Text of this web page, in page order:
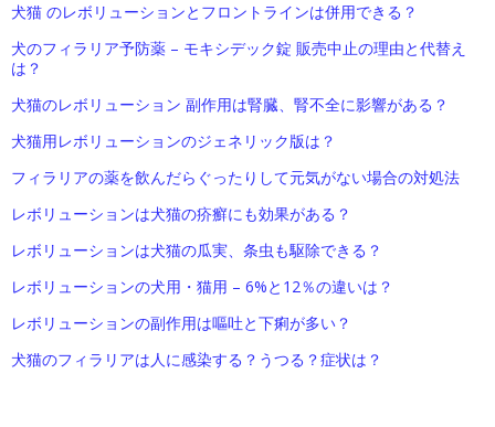
犬猫 のレボリューションとフロントラインは併用できる？
犬のフィラリア予防薬 – モキシデック錠 販売中止の理由と代替え
は？
犬猫のレボリューション 副作用は腎臓、腎不全に影響がある？
犬猫用レボリューションのジェネリック版は？
フィラリアの薬を飲んだらぐったりして元気がない場合の対処法
レボリューションは犬猫の疥癬にも効果がある？
レボリューションは犬猫の瓜実、条虫も駆除できる？
レボリューションの犬用・猫用 – 6%と12％の違いは？
レボリューションの副作用は嘔吐と下痢が多い？
犬猫のフィラリアは人に感染する？うつる？症状は？